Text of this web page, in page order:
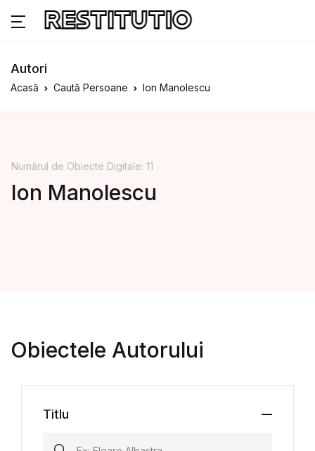
Autori
Acasă Caută Persoane Ion Manolescu
Numărul de Obiecte Digitale: 11
Ion Manolescu
Obiectele Autorului
Titlu